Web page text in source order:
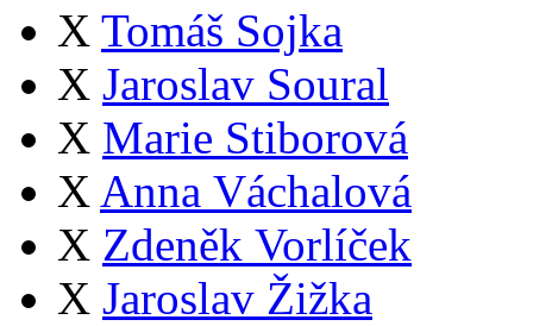
X Tomáš Sojka
X Jaroslav Soural
X Marie Stiborová
X Anna Váchalová
X Zdeněk Vorlíček
X Jaroslav Žižka